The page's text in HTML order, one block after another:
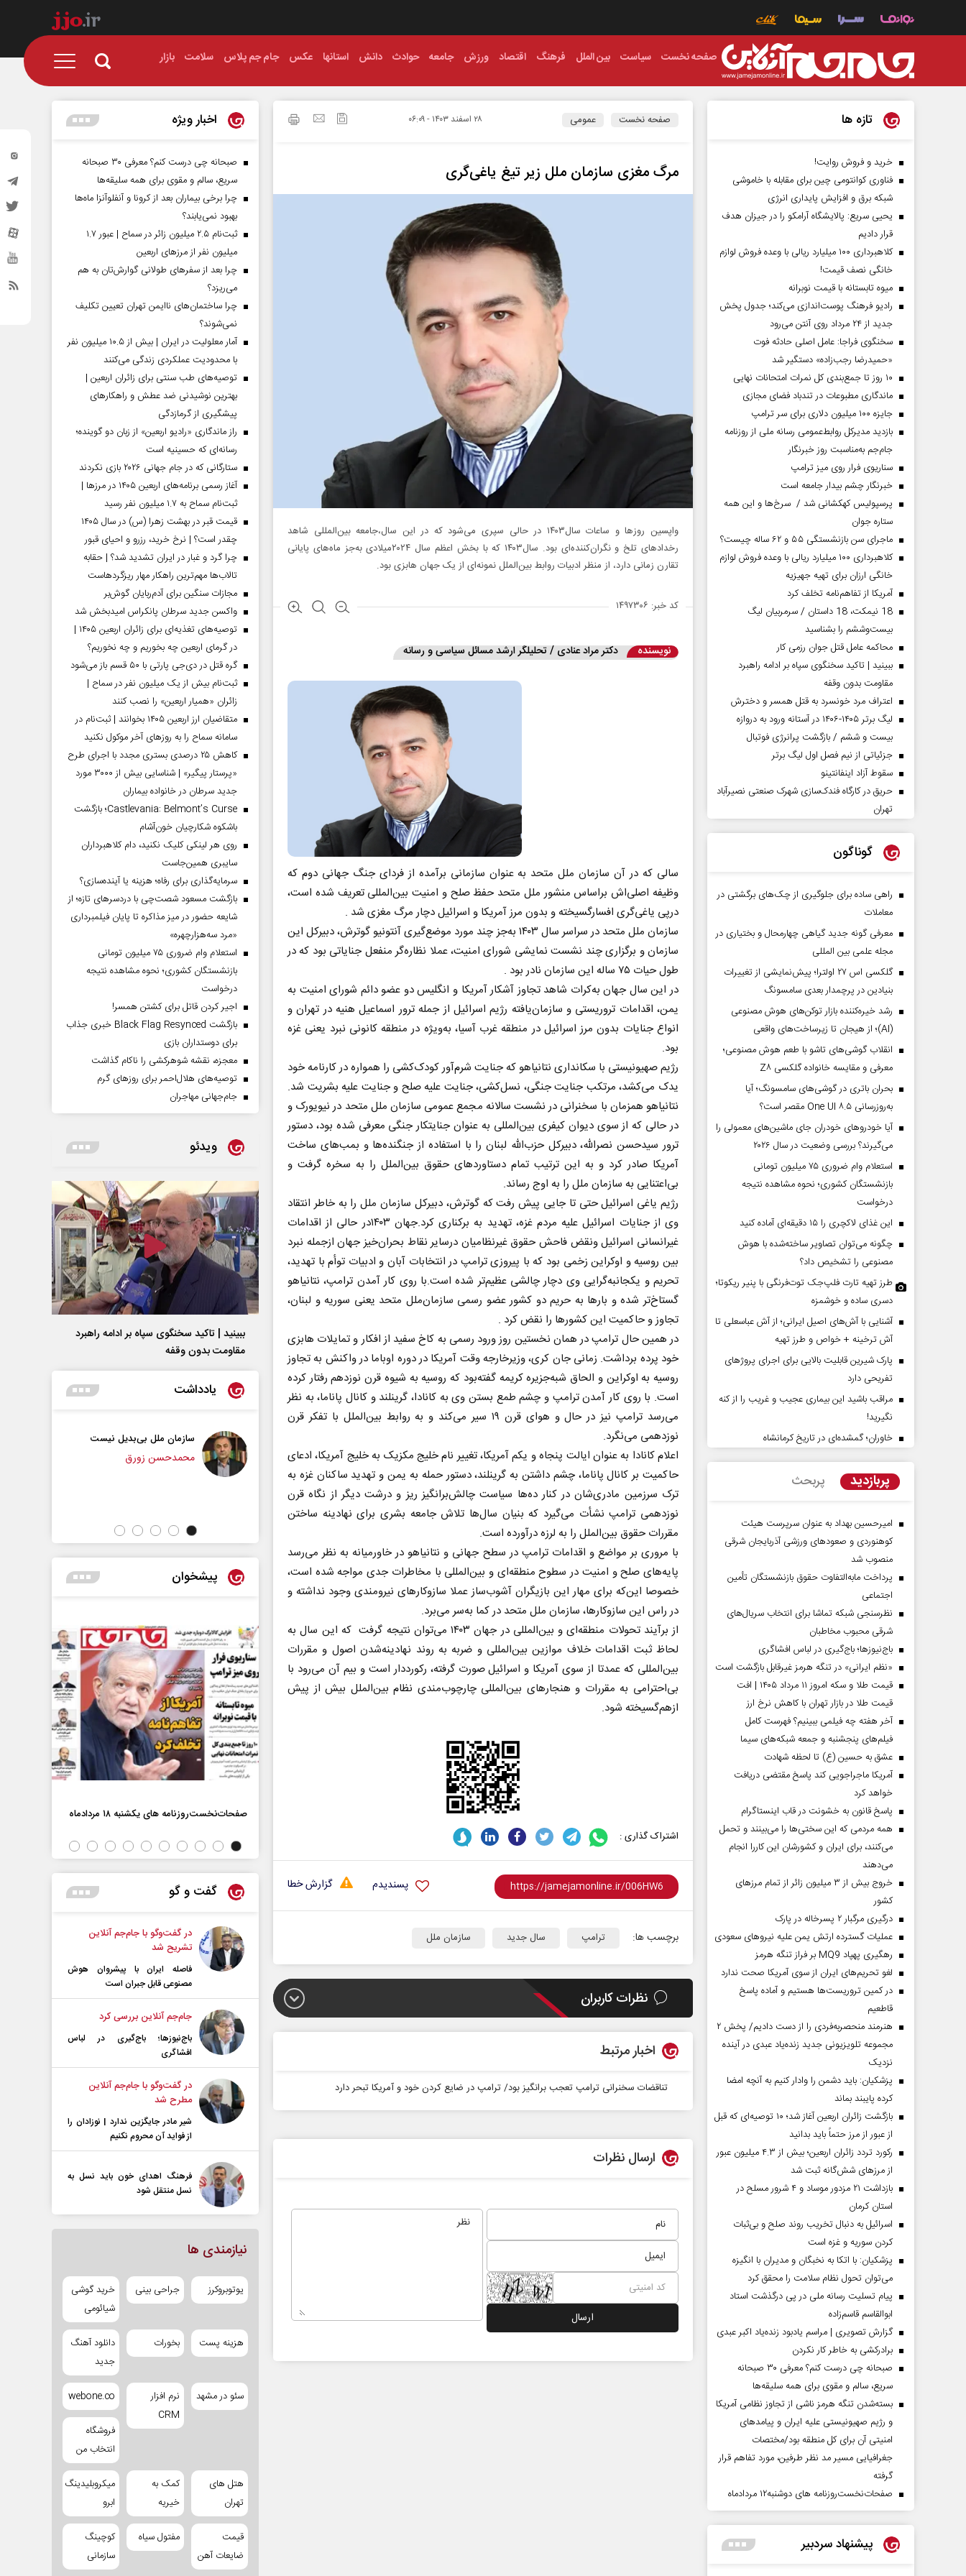
صفحه نخست سیاست بین الملل فرهنگ اقتصاد ورزش جامعه حوادث دانش استانها عکس جام جم پلاس سلامت بازار
صفحه نخست عمومی ۲۸ اسفند ۱۴۰۳ - ۰۶:۰۹
مرگ مغزی سازمان ملل زیر تیغ یاغی‌گری
واپسین روزها و ساعات سال۱۴۰۳ در حالی سپری می‌شود که در این سال،جامعه بین‌المللی شاهد
رخدادهای تلخ و نگران‌کننده‌ای بود. سال۱۴۰۳ که با بخش اعظم سال ۲۰۲۴میلادی به‌جز ماه‌های پایانی
تقارن زمانی دارد، از منظر ادبیات روابط بین‌الملل نمونه‌ای از یک جهان هابزی بود.
کد خبر: ۱۴۹۷۳۰۶
نویسنده دکتر مراد عنادی / تحلیلگر ارشد مسائل سیاسی و رسانه
سالی که در آن سازمان ملل متحد به عنوان سازمانی برآمده از فردای جنگ جهانی دوم که
وظیفه اصلی‌اش براساس منشور ملل متحد حفظ صلح و امنیت بین‌المللی تعریف شده است،
درپی یاغی‌گری افسارگسیخته و بدون مرز آمریکا و اسرائیل دچار مرگ مغزی شد .
سازمان ملل متحد در سراسر سال ۱۴۰۳ به‌جز چند مورد موضع‌گیری آنتونیو گوترش، دبیرکل این
سازمان و برگزاری چند نشست نمایشی شورای امنیت، عملا نظاره‌گر منفعل جنایاتی بود که در
طول حیات ۷۵ ساله این سازمان نادر بود .
در این سال جهان به‌کرات شاهد تجاوز آشکار آمریکا و انگلیس دو عضو دائم شورای امنیت به
یمن، اقدامات تروریستی و سازمان‌یافته رژیم اسرائیل از جمله ترور اسماعیل هنیه در تهران و
انواع جنایات بدون مرز اسرائیل در منطقه غرب آسیا، به‌ویژه در منطقه کانونی نبرد یعنی غزه
بود.
رژیم صهیونیستی با سکانداری نتانیاهو که جنایت شرم‌آور کودک‌کشی را همواره در کارنامه خود
یدک می‌کشد، مرتکب جنایت جنگی، نسل‌کشی، جنایت علیه صلح و جنایت علیه بشریت شد.
نتانیاهو همزمان با سخنرانی در نشست سالانه مجمع عمومی سازمان ملل متحد در نیویورک و
در حالی که از سوی دیوان کیفری بین‌المللی به عنوان جنایتکار جنگی معرفی شده بود، دستور
ترور سیدحسن نصرالله، دبیرکل حزب‌الله لبنان را با استفاده از جنگنده‌ها و بمب‌های ساخت
آمریکا صادر کرد و به این ترتیب تمام دستاوردهای حقوق بین‌الملل را به سخره گرفت و
بی‌اعتنایی به سازمان ملل را به اوج رساند.
رژیم یاغی اسرائیل حتی تا جایی پیش رفت که گوترش، دبیرکل سازمان ملل را به خاطر انتقاد
وی از جنایات اسرائیل علیه مردم غزه، تهدید به برکناری کرد.جهان ۱۴۰۳در حالی از اقدامات
غیرانسانی اسرائیل ونقض فاحش حقوق غیرنظامیان درسایر نقاط بحران‌خیز جهان ازجمله نبرد
بین روسیه و اوکراین زخمی بود که با پیروزی ترامپ در انتخابات آبان و ادبیات توأم با تهدید،
تحریم و یکجانبه‌گرایی وی دچار چالشی عظیم‌تر شده است.با روی کار آمدن ترامپ، نتانیاهو
گستاخ‌تر شده و بارها به حریم دو کشور عضو رسمی سازمان‌ملل متحد یعنی سوریه و لبنان،
تجاوز و حاکمیت این کشورها را نقض کرد .
در همین حال ترامپ در همان نخستین روز ورود رسمی به کاخ سفید از افکار و تمایلات هابزی
خود پرده برداشت. زمانی جان کری، وزیرخارجه وقت آمریکا در دوره اوباما در واکنش به تجاوز
روسیه به اوکراین و الحاق شبه‌جزیره کریمه گفته‌بود که روسیه به شیوه قرن نوزدهم رفتار کرده
است. با روی کار آمدن ترامپ و چشم طمع بستن وی به کانادا، گرینلند و کانال پاناما، به نظر
می‌رسد ترامپ نیز در حال و هوای قرن ۱۹ سیر می‌کند و به روابط بین‌الملل با تفکر قرن
نوزدهمی می‌نگرد.
اعلام کانادا به عنوان ایالت پنجاه و یکم آمریکا، تغییر نام خلیج مکزیک به خلیج آمریکا، ادعای
حاکمیت بر کانال پاناما، چشم داشتن به گرینلند، دستور حمله به یمن و تهدید ساکنان غزه به
ترک سرزمین مادری‌شان در کنار ده‌ها سیاست چالش‌برانگیز ریز و درشت دیگر از نگاه قرن
نوزدهمی ترامپ نشأت می‌گیرد که بنیان سال‌ها تلاش جامعه بشری برای نهادینه ساختن
مقررات حقوق بین‌الملل را به لرزه درآورده است.
با مروری بر مواضع و اقدامات ترامپ در سطح جهانی و نتانیاهو در خاورمیانه به نظر می‌رسد
پایه‌های صلح و امنیت در سطوح منطقه‌ای و بین‌المللی با مخاطرات جدی مواجه شده است،
خصوصا این‌که برای مهار این بازیگران آشوب‌ساز عملا سازوکارهای نیرومندی وجود نداشته و
در راس این سازوکارها، سازمان ملل متحد در کما به‌سر می‌برد.
از برآیند تحولات منطقه‌ای و بین‌المللی در جهان ۱۴۰۳ می‌توان نتیجه گرفت که این سال به
لحاظ ثبت اقدامات خلاف موازین بین‌المللی و ضربه به روند نهادینه‌شدن اصول و مقررات
بین‌المللی که عمدتا از سوی آمریکا و اسرائیل صورت گرفته، رکورددار است و بیم آن می‌رود با
بی‌احترامی به مقررات و هنجارهای بین‌المللی چارچوب‌مندی نظام بین‌الملل بیش از پیش
از‌هم‌گسیخته شود.
اشتراک گذاری :
گزارش خطا پسندیدم
برچسب ها: ترامپ سال جدید سازمان ملل
نظرات کاربران
اخبار مرتبط
تناقضات سخنرانی ترامپ تعجب برانگیز بود/ ترامپ در ضایع کردن خود و آمریکا تبحر دارد
ارسال نظرات
تازه ها
خرید و فروش روایت!
فناوری کوانتومی چین برای مقابله با خاموشی
شبکه برق و افزایش پایداری انرژی
یحیی سریع: پالایشگاه آرامکو را در جیزان هدف
قرار دادیم
کلاهبرداری ۱۰۰ میلیارد ریالی با وعده فروش لوازم
خانگی نصف قیمت!
میوه تابستانه با قیمت نوبرانه
رادیو فرهنگ پوست‌اندازی می‌کند؛ جدول پخش
جدید از ۲۴ مرداد روی آنتن می‌رود
سخنگوی فراجا: عامل اصلی حادثه فوت
«حمیدرضا رجب‌زاده» دستگیر شد
۱۰ روز تا جمع‌بندی کل نمرات امتحانات نهایی
ماندگاری مطبوعات در تندباد فضای مجازی
جایزه ۱۰۰ میلیون دلاری برای سر ترامپ
بازدید مدیرکل روابط‌عمومی رسانه ملی از روزنامه
جام‌جم به‌مناسبت روز خبرنگار
سناریوی فرار روی میز ترامپ
خبرنگار چشم بیدار جامعه است
پرسپولیس کهکشانی شد / سرخ‌ها و این همه
ستاره جوان
ماجرای سن بازنشستگی ۵۵ و ۶۲ ساله چیست؟
کلاهبرداری ۱۰۰ میلیارد ریالی با وعده فروش لوازم
خانگی ارزان برای تهیه جهیزیه
آمریکا از تفاهم‌نامه تخلف کرد
18 نیمکت، 18 داستان / سرمربیان لیگ
بیست‌وششم را بشناسید
محاکمه عامل قتل جوان رزمی کار
ببینید | تاکید سخنگوی سپاه بر ادامه راهبرد
مقاومت بدون وقفه
اعتراف مرد خونسرد به قتل همسر و دخترش
لیگ برتر ۱۴۰۵-۱۴۰۶ در آستانه ورود به دروازه
بیست و ششم / بازگشت پرانرژی فوتبال
جزئیاتی از نیم فصل اول لیگ برتر
سقوط آزاد اینفانتینو
حریق در کارگاه فندک‌سازی شهرک صنعتی نصیرآباد
تهران
گوناگون
راهی ساده برای جلوگیری از چک‌های برگشتی در
معاملات
معرفی گونه جدید گیاهی چهارمحال و بختیاری در
مجله علمی بین المللی
گلکسی اس ۲۷ اولترا؛ پیش‌نمایشی از تغییرات
بنیادین در پرچمدار بعدی سامسونگ
رشد خیره‌کننده بازار توکن‌های هوش مصنوعی
(AI)؛ از هیجان تا زیرساخت‌های واقعی
انقلاب گوشی‌های تاشو‌ با طعم هوش مصنوعی؛
معرفی و مقایسه خانواده گلکسی Z۸
بحران باتری در گوشی‌های سامسونگ؛ آیا
به‌روزرسانی One UI ۸.۵ مقصر است؟
آیا خودروهای خودران جای ماشین‌های معمولی را
می‌گیرند؟ بررسی وضعیت در سال ۲۰۲۶
استعلام وام ضروری ۷۵ میلیون تومانی
بازنشستگان کشوری؛ نحوه مشاهده نتیجه
درخواست
این غذای لاکچری را ۱۵ دقیقه‌ای آماده کنید
چگونه می‌توان تصاویر ساخته‌شده با هوش
مصنوعی را تشخیص داد؟
طرز تهیه تارت فلپ‌جک توت‌فرنگی با پنیر ریکوتا؛
دسری ساده و خوشمزه
آشنایی با آش‌های اصیل ایرانی؛ از آش عباسعلی تا
آش ترخینه + خواص و طرز تهیه
پارک شیرین قابلیت‌ بالایی برای اجرای پروژهای
تفریحی دارد
مراقب باشید این بیماری عجیب و غریب را از کنه
نگیرید!
خاوران؛ گمشده‌ای در تاریخ کرمانشاه
پربازدید پربحث
امیرحسین بهداد به عنوان سرپرست هیئت
کوهنوردی و صعودهای ورزشی آذربایجان شرقی
منصوب شد
پرداخت مابه‌التفاوت حقوق بازنشستگان تأمین
اجتماعی
نظرسنجی شبکه تماشا برای انتخاب سریال‌های
شرقی محبوب مخاطبان
باج‌نیوزها؛ باج‌گیری در لباس افشاگری
«نظم ایرانی» در تنگه هرمز غیرقابل بازگشت است
قیمت طلا و سکه امروز ۱۱ مرداد ۱۴۰۵ | افت
قیمت طلا در بازار تهران با کاهش نرخ ارز
آخر هفته چه فیلمی ببینیم؟ فهرست کامل
فیلم‌های پنجشنبه و جمعه شبکه‌های سیما
عشق به حسین (ع) تا لحظه شهادت
آمریکا ماجراجویی کند پاسخ مقتضی دریافت
خواهد کرد
پاسخ قانون به خشونت در قاب اینستاگرام
همه مردمی که این سختی‌ها را می‌بینند و تحمل
می‌کنند، برای ایران و کشورشان این کاررا انجام
می‌دهند
خروج بیش از ۳ میلیون زائر از تمام مرز‌های
کشور
درگیری مرگبار ۲ پسرخاله در پارک
عملیات گسترده ارتش یمن علیه نیروهای سعودی
رهگیری پهپاد MQ9 بر فراز تنگه هرمز
لغو تحریم‌های ایران از سوی آمریکا صحت ندارد
در کمین تروریست‌ها هستیم و آماده پاسخ
قاطعیم
هنرمند منحصر‌به‌فردی را از دست دادیم/ پخش ۲
مجموعه تلویزیونی جدید زنده‌یاد عبدی در آینده
نزدیک
پزشکیان: باید دشمن را وادار کنیم به آنچه امضا
کرده پایبند بماند
بازگشت زائران اربعین آغاز شد؛ ۱۰ توصیه‌ای که قبل
از عبور از مرز حتماً باید بدانید
رکورد تردد زائران اربعین؛ بیش از ۴.۳ میلیون عبور
از مرزهای شش‌گانه ثبت شد
بازداشت ۲۱ مزدور موساد و ۴ شرور مسلح در
استان کرمان
اسرائیل به دنبال تخریب روند صلح و بی‌ثبات
کردن سوریه و غزه است
پزشکیان: با اتکا به نخبگان و مدیران با انگیزه
می‌توان تحول نظام سلامت را محقق کرد
پیام تسلیت رسانه ملی در پی درگذشت استاد
ابوالقاسم قاسم‌زاده
گزارش تصویری | مراسم یادبود زنده‌یاد اکبر عبدی
برادرکشی به خاطر کار نکردن
صبحانه چی درست کنم؟ معرفی ۳۰ صبحانه
سریع، سالم و مقوی برای همه سلیقه‌ها
بسته‌شدن تنگه هرمز ناشی از تجاوز نظامی آمریکا
و رژیم صهیونیستی علیه ایران و پیامد‌های
امنیتی آن برای کل منطقه بود/مختصات
جغرافیایی مسیر مد نظر طرفین، مورد تفاهم قرار
گرفته
صفحات‌نخست‌روزنامه ها‌ی دوشنبه‌۱۲ مردادماه
پیشنهاد سردبیر
اخبار ویژه
صبحانه چی درست کنم؟ معرفی ۳۰ صبحانه
سریع، سالم و مقوی برای همه سلیقه‌ها
چرا برخی بیماران بعد از کرونا و آنفلوآنزا ماه‌ها
بهبود نمی‌یابند؟
ثبت‌نام ۲.۵ میلیون زائر در سماح | عبور ۱.۷
میلیون نفر از مرز‌های اربعین
چرا بعد از سفرهای طولانی گوارش‌تان به هم
می‌ریزد؟
چرا ساختمان‌های ناایمن تهران تعیین تکلیف
نمی‌شوند؟
آمار معلولیت در ایران | بیش از ۱۰.۵ میلیون نفر
با محدودیت عملکردی زندگی می‌کنند
توصیه‌های طب سنتی برای زائران اربعین |
بهترین نوشیدنی ضد عطش و راهکارهای
پیشگیری از گرمازدگی
راز ماندگاری «رادیو اربعین» از زبان دو گوینده؛
رسانه‌ای که حسینیه است
ستارگانی که در جام جهانی ۲۰۲۶ بازی نکردند
آغاز رسمی برنامه‌های اربعین ۱۴۰۵ در مرز‌ها |
ثبت‌نام سماح به ۱.۷ میلیون نفر رسید
قیمت قبر در بهشت زهرا (س) در سال ۱۴۰۵
چقدر است؟ | نرخ خرید، رزرو و احیای قبور
چرا گرد و غبار در ایران تشدید شد؟ | حقابه
تالاب‌ها مهم‌ترین راهکار مهار ریزگردهاست
مجازات سنگین برای آدم‌ربایان گوش‌بر
واکسن جدید سرطان پانکراس امیدبخش شد
توصیه‌های تغذیه‌ای برای زائران اربعین ۱۴۰۵ |
در گرمای اربعین چه بخوریم و چه نخوریم؟
گره قتل در دی‌جی پارتی با ۵۰ قسم باز می‌شود
ثبت‌نام بیش از یک میلیون نفر در سماح |
زائران «همیار اربعین» را نصب کنند
متقاضیان ارز اربعین ۱۴۰۵ بخوانند | ثبت‌نام در
سامانه سماح را به روز‌های آخر موکول نکنید
کاهش ۲۵ درصدی بستری مجدد با اجرای طرح
«پرستار پیگیر» | شناسایی بیش از ۳۰۰۰ مورد
جدید سرطان در خانواده بیماران
Castlevania: Belmont’s Curse؛ بازگشت
باشکوه شکارچیان خون‌آشام
روی هر لینکی کلیک نکنید، دام کلاهبرداران
سایبری همین‌جاست
سرمایه‌گذاری برای رفاه؛ هزینه یا آینده‌سازی؟
بازگشت مسعود شصت‌چی با دردسر‌های تازه؛ از
شایعه حضور در میز مذاکره تا پایان فیلمبرداری
«مرد سه‌هزارچهره»
استعلام وام ضروری ۷۵ میلیون تومانی
بازنشستگان کشوری؛ نحوه مشاهده نتیجه
درخواست
اجیر کردن قاتل برای کشتن همسر!
بازگشت Black Flag Resynced خبری جذاب
برای دوستداران بازی
معجزه، نقشه شوهرکشی را ناکام گذاشت
توصیه‌های هلال‌احمر برای روز‌های گرم
جام‌جهانی مهاجران
ویدئو
ببینید | تاکید سخنگوی سپاه بر ادامه راهبرد
مقاومت بدون وقفه
یادداشت
نقش جنگ آمریکا و ایران بر تغییر
منظور - رئیس سابق سازمان برنامه و
هویت ایرانی _ اسلامی در مکتب
حجت‌الاسلام دکتر حمید احمدی - نویسنده و
محسن پاک‌آیین - دیپلمات پیشین
سازمان ملل بی‌بدیل نیست
محمدحسن زورق
پیامبر اکرم(ص)؛ ده
پیشخوان
صفحات نخست‌روزنامه ها‌ی پنجشنبه‌۸ مردادماه
صفحات نخست روزنامه ها‌ی‌سه‌شنبه ۶ مردادماه
صفحات‌نخست‌روزنامه ها‌ی یکشنبه ۱۸ مردادماه
گفت و گو
در گفت‌و‌گو با جام‌جم آنلاین
تشریح شد
فاصله ایران با پیشرو‌ان هوش
مصنوعی قابل جبران است
جام‌جم آنلاین بررسی کرد
باج‌نیوزها؛ باج‌گیری در لباس
افشاگری
در گفت‌و‌گو با جام‌جم آنلاین
مطرح شد
شیر مادر جایگزین ندارد | نوزادان را
از فواید آن محروم نکنیم
فرهنگ اهدای خون باید نسل به
نسل منتقل شود
نیازمندی ها
یوتوبروکرز جراحی بینی
خرید گوشی
شیائومی
هزینه پست بخورات
دانلود آهنگ
جدید
سئو در مشهد
نرم افزار
CRM
webone.co
فروشگاه
انتخاب من
هتل های
تهران
کمک به
خیریه
میکروبلیدینگ
ابرو
قیمت
ضایعات آهن
مفتول سیاه
کوچینگ
سازمانی